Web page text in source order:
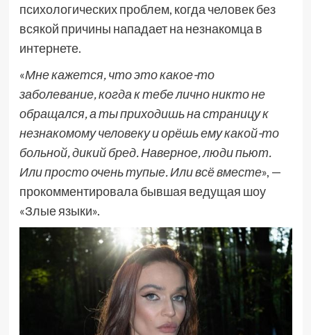
психологических проблем, когда человек без
всякой причины нападает на незнакомца в
интернете.
«Мне кажется, что это какое-то
заболевание, когда к тебе лично никто не
обращался, а ты приходишь на страницу к
незнакомому человеку и орёшь ему какой-то
больной, дикий бред. Наверное, люди пьют.
Или просто очень тупые. Или всё вместе», —
прокомментировала бывшая ведущая шоу
«Злые языки».